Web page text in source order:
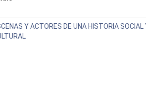
Y ACTORES DE UNA HISTORIA SOCIAL